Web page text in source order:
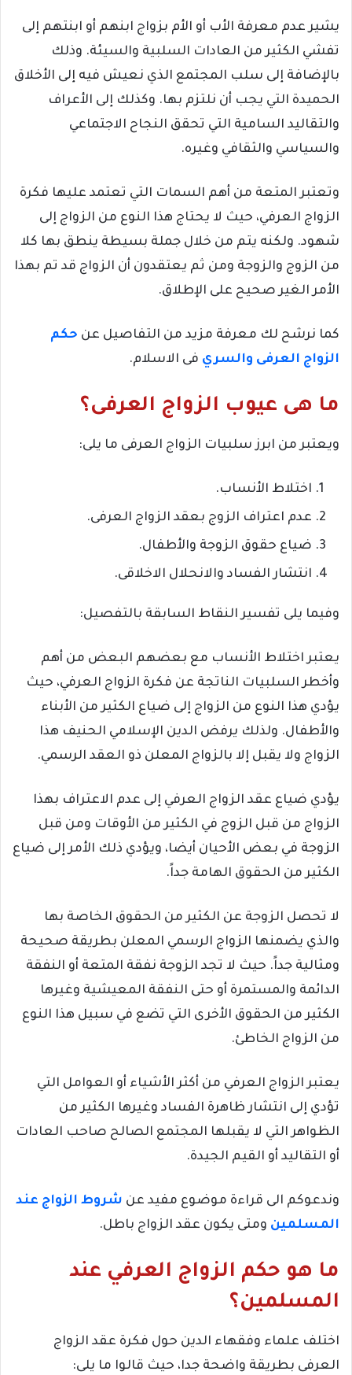
يشير عدم معرفة الأب أو الأم بزواج ابنهم أو ابنتهم إلى
تفشي الكثير من العادات السلبية والسيئة. وذلك
بالإضافة إلى سلب المجتمع الذي نعيش فيه إلى الأخلاق
الحميدة التي يجب أن نلتزم بها. وكذلك إلى الأعراف
والتقاليد السامية التي تحقق النجاح الاجتماعي
والسياسي والثقافي وغيره.
وتعتبر المتعة من أهم السمات التي تعتمد عليها فكرة
الزواج العرفي، حيث لا يحتاج هذا النوع من الزواج إلى
شهود. ولكنه يتم من خلال جملة بسيطة ينطق بها كلا
من الزوج والزوجة ومن ثم يعتقدون أن الزواج قد تم بهذا
الأمر الغير صحيح على الإطلاق.
كما نرشح لك معرفة مزيد من التفاصيل عن حكم
الزواج العرفى والسري فى الاسلام.
ما هى عيوب الزواج العرفى؟
ويعتبر من ابرز سلبيات الزواج العرفى ما يلى:
اختلاط الأنساب.
عدم اعتراف الزوج بعقد الزواج العرفى.
ضياع حقوق الزوجة والأطفال.
انتشار الفساد والانحلال الاخلاقى.
وفيما يلى تفسير النقاط السابقة بالتفصيل:
يعتبر اختلاط الأنساب مع بعضهم البعض من أهم
وأخطر السلبيات الناتجة عن فكرة الزواج العرفي، حيث
يؤدي هذا النوع من الزواج إلى ضياع الكثير من الأبناء
والأطفال. ولذلك يرفض الدين الإسلامي الحنيف هذا
الزواج ولا يقبل إلا بالزواج المعلن ذو العقد الرسمي.
يؤدي ضياع عقد الزواج العرفي إلى عدم الاعتراف بهذا
الزواج من قبل الزوج في الكثير من الأوقات ومن قبل
الزوجة في بعض الأحيان أيضا، ويؤدي ذلك الأمر إلى ضياع
الكثير من الحقوق الهامة جداً.
لا تحصل الزوجة عن الكثير من الحقوق الخاصة بها
والذي يضمنها الزواج الرسمي المعلن بطريقة صحيحة
ومثالية جداً. حيث لا تجد الزوجة نفقة المتعة أو النفقة
الدائمة والمستمرة أو حتى النفقة المعيشية وغيرها
الكثير من الحقوق الأخرى التي تضع في سبيل هذا النوع
من الزواج الخاطئ.
يعتبر الزواج العرفي من أكثر الأشياء أو العوامل التي
تؤدي إلى انتشار ظاهرة الفساد وغيرها الكثير من
الظواهر التي لا يقبلها المجتمع الصالح صاحب العادات
أو التقاليد أو القيم الجيدة.
وندعوكم الى قراءة موضوع مفيد عن شروط الزواج عند
المسلمين ومتى يكون عقد الزواج باطل.
ما هو حكم الزواج العرفي عند
المسلمين؟
اختلف علماء وفقهاء الدين حول فكرة عقد الزواج
العرفى بطريقة واضحة جدا، حيث قالوا ما يلى: